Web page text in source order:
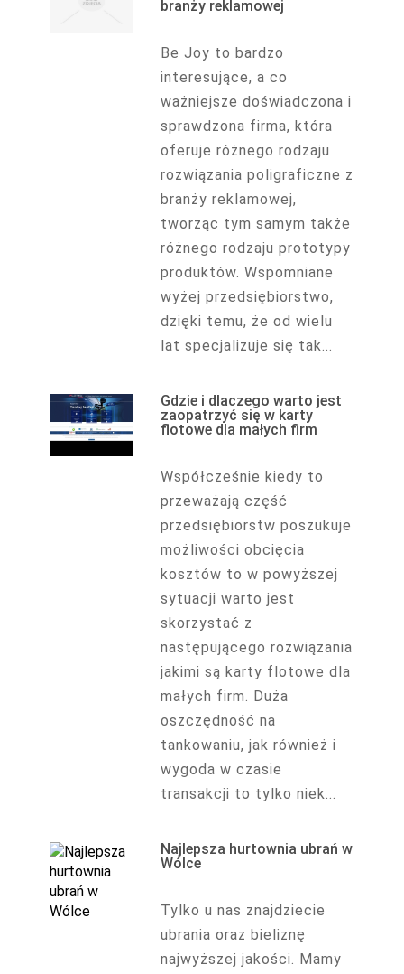
branży reklamowej
Be Joy to bardzo
interesujące, a co
ważniejsze doświadczona i
sprawdzona firma, która
oferuje różnego rodzaju
rozwiązania poligraficzne z
branży reklamowej,
tworząc tym samym także
różnego rodzaju prototypy
produktów. Wspomniane
wyżej przedsiębiorstwo,
dzięki temu, że od wielu
lat specjalizuje się tak...
Gdzie i dlaczego warto jest
zaopatrzyć się w karty
flotowe dla małych firm
Współcześnie kiedy to
przeważają część
przedsiębiorstw poszukuje
możliwości obcięcia
kosztów to w powyższej
sytuacji warto jest
skorzystać z
następującego rozwiązania
jakimi są karty flotowe dla
małych firm. Duża
oszczędność na
tankowaniu, jak również i
wygoda w czasie
transakcji to tylko niek...
Najlepsza hurtownia ubrań w
Wólce
Tylko u nas znajdziecie
ubrania oraz bieliznę
najwyższej jakości. Mamy